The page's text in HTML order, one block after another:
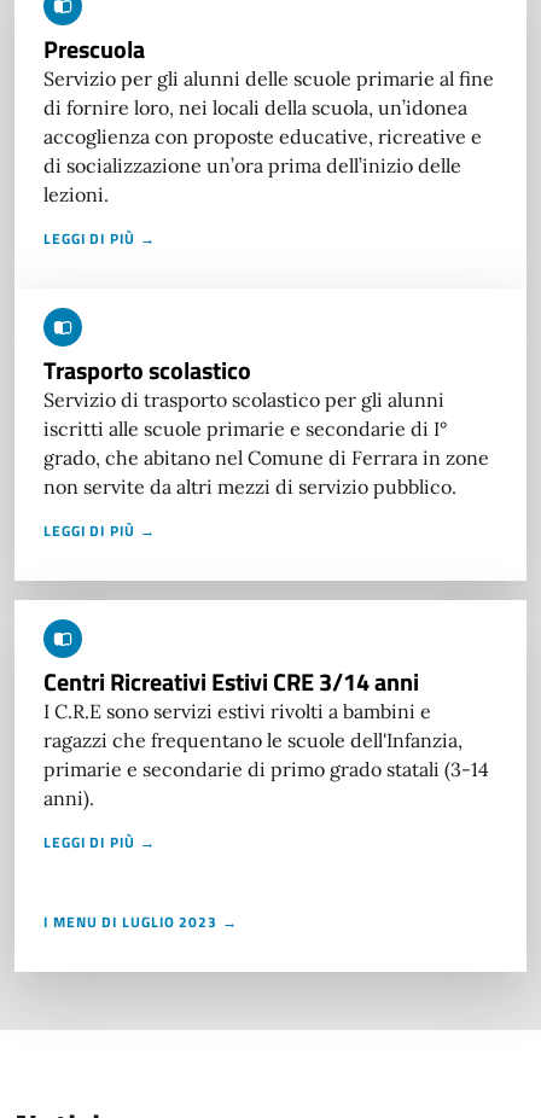
Prescuola
Servizio per gli alunni delle scuole primarie al fine
di fornire loro, nei locali della scuola, un’idonea
accoglienza con proposte educative, ricreative e
di socializzazione un’ora prima dell’inizio delle
lezioni.
LEGGI DI PIÙ →
Trasporto scolastico
Servizio di trasporto scolastico per gli alunni
iscritti alle scuole primarie e secondarie di I°
grado, che abitano nel Comune di Ferrara in zone
non servite da altri mezzi di servizio pubblico.
LEGGI DI PIÙ →
Centri Ricreativi Estivi CRE 3/14 anni
I C.R.E sono servizi estivi rivolti a bambini e
ragazzi che frequentano le scuole dell'Infanzia,
primarie e secondarie di primo grado statali (3-14
anni).
LEGGI DI PIÙ →
I MENU DI LUGLIO 2023 →